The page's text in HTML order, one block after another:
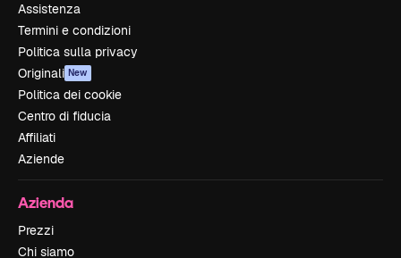
Assistenza
Termini e condizioni
Politica sulla privacy
Originali New
Politica dei cookie
Centro di fiducia
Affiliati
Aziende
Azienda
Prezzi
Chi siamo